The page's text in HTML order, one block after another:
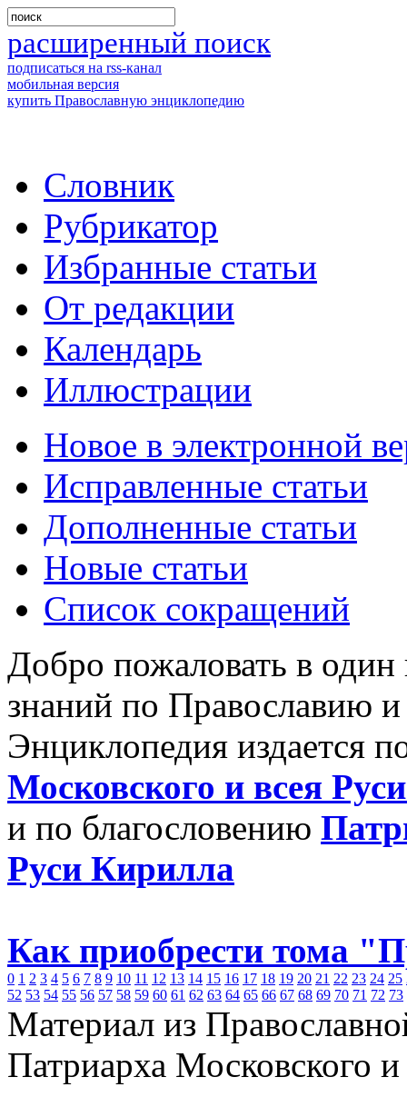
расширенный поиск
подписаться на rss-канал
мобильная версия
купить Православную энциклопедию
Словник
Рубрикатор
Избранные статьи
От редакции
Календарь
Иллюстрации
Новое в электронной
Исправленные статьи
Дополненные статьи
Новые статьи
Список сокращений
Добро пожаловать в
знаний по Православию
Энциклопедия издается
Московского и всея
и по благословению
Руси Кирилла
Как приобрести тома
0 1 2 3 4 5 6 7 8 9 10 11 12 13 14 15 16 17 18 19 20 21 22 23 24 25
52 53 54 55 56 57 58 59 60 61 62 63 64 65 66 67 68 69 70 71 72 73
Материал из
Патриарха Московского